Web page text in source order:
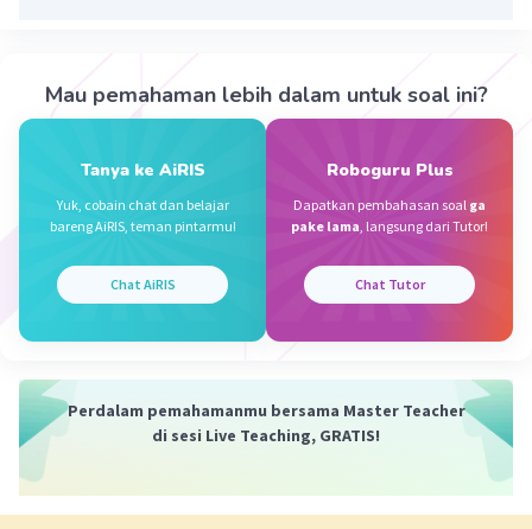
suhu lingkungan kita
Mau pemahaman lebih dalam untuk soal ini?
Tanya ke AiRIS
Yuk, cobain chat dan belajar
bareng AiRIS, teman pintarmu!
Chat AiRIS
Roboguru Plus
Dapatkan pembahasan soal ga
pake lama, langsung dari Tutor!
Chat Tutor
Perdalam pemahamanmu bersama Master Teacher
di sesi Live Teaching, GRATIS!